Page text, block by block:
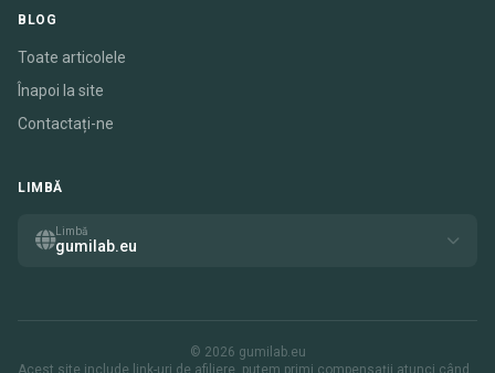
BLOG
Toate articolele
Înapoi la site
Contactați-ne
LIMBĂ
Limbă
gumilab.eu
© 2026 gumilab.eu
Acest site include link-uri de afiliere. putem primi compensații atunci când